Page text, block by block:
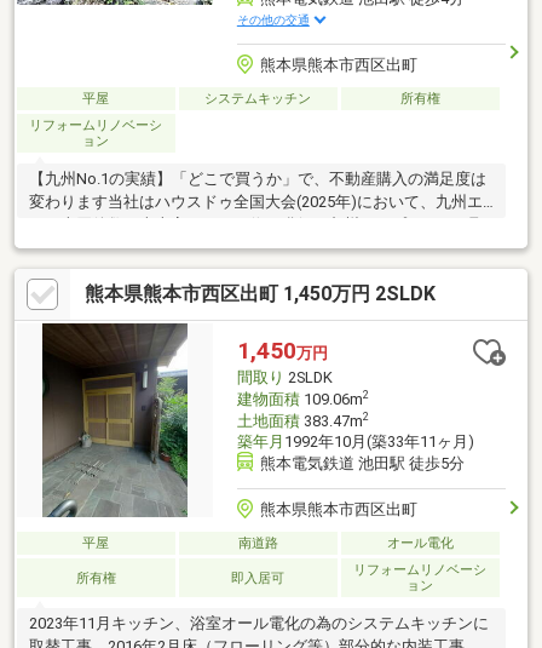
その他の交通
熊本県熊本市西区出町
平屋 システムキッチン
所有権
リフォームリノベーシ
ョン
【九州No.1の実績】「どこで買うか」で、不動産購入の満足度は
変わります当社はハウスドゥ全国大会(2025年)において、九州エ
引実績に裏打ちされた交渉力で、購入価格を最大限に抑えます
♪【内覧ツアー】熊本県全域の気になる物件を全て当社でまとめて
ご内覧いただけます☆窓口を一つに絞れるから手間も時間もかか
りません【購入総額の限界へ挑戦】もっと安く買えるのでは？そ
んな悩みは当社が解決します当社ではオプション費用（エアコ
ン、太陽光等）もお客様に代わり相見積もり他社様でお見積もり
を取った後でも大丈夫！一度ご相談ください！
熊本県熊本市西区出町 1,450万円 2SLDK
1,450万円
間取り 2SLDK
建物面積109.06m2
土地面積383.47m2
築年月 1992年10月(築33年11ヶ月)
熊本電気鉄道 池田駅 徒歩5分
熊本県熊本市西区出町
平屋 南道路 オール電化
所有権 即入居可
リフォームリノベーシ
ョン
2023年11月キッチン、浴室オール電化の為のシステムキッチンに